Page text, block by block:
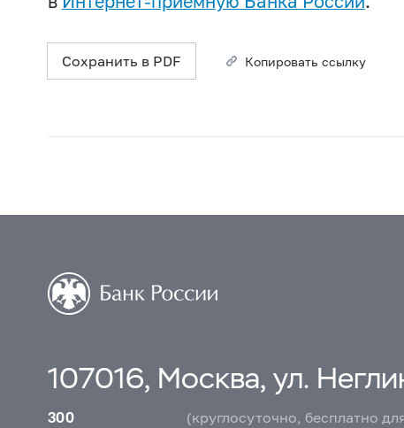
Сохранить в PDF Копировать ссылку
107016, Москва, ул.
300
(круглосуточно, бесплатно